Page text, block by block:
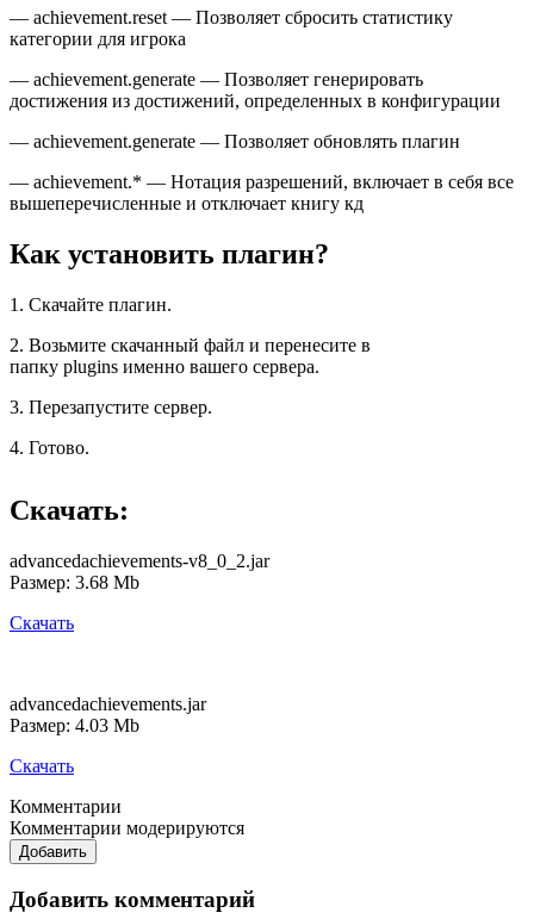
— achievement.reset — Позволяет сбросить статистику
категории для игрока
— achievement.generate — Позволяет генерировать
достижения из достижений, определенных в конфигурации
— achievement.generate — Позволяет обновлять плагин
— achievement.* — Нотация разрешений, включает в себя все
вышеперечисленные и отключает книгу кд
Как установить плагин?
1. Скачайте плагин.
2. Возьмите скачанный файл и перенесите в
папку plugins именно вашего сервера.
3. Перезапустите сервер.
4. Готово.
Скачать:
advancedachievements-v8_0_2.jar
Размер: 3.68 Mb
Скачать
advancedachievements.jar
Размер: 4.03 Mb
Скачать
Комментарии
Комментарии модерируются
Добавить
Добавить комментарий